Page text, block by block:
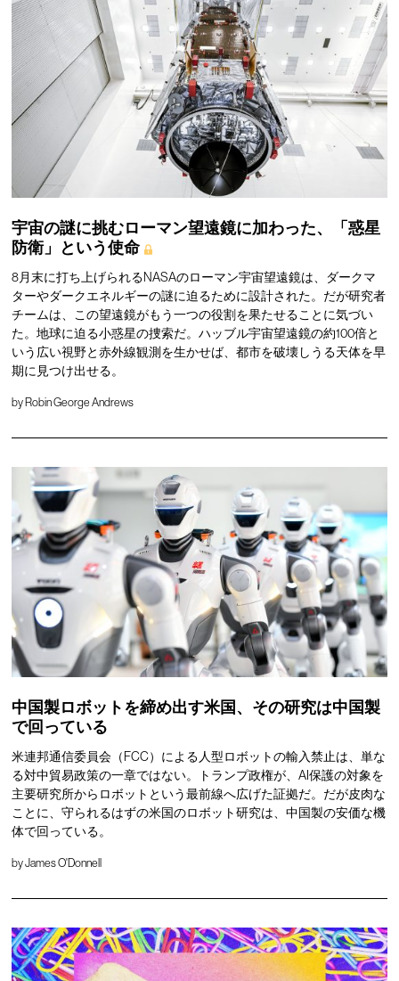
宇宙の謎に挑むローマン望遠鏡に加わった、「惑星
防衛」という使命
8月末に打ち上げられるNASAのローマン宇宙望遠鏡は、ダークマ
ターやダークエネルギーの謎に迫るために設計された。だが研究者
チームは、この望遠鏡がもう一つの役割を果たせることに気づい
た。地球に迫る小惑星の捜索だ。ハッブル宇宙望遠鏡の約100倍と
いう広い視野と赤外線観測を生かせば、都市を破壊しうる天体を早
期に見つけ出せる。
byRobin George Andrews
中国製ロボットを締め出す米国、その研究は中国製
で回っている
米連邦通信委員会（FCC）による人型ロボットの輸入禁止は、単な
る対中貿易政策の一章ではない。トランプ政権が、AI保護の対象を
主要研究所からロボットという最前線へ広げた証拠だ。だが皮肉な
ことに、守られるはずの米国のロボット研究は、中国製の安価な機
体で回っている。
byJames O'Donnell